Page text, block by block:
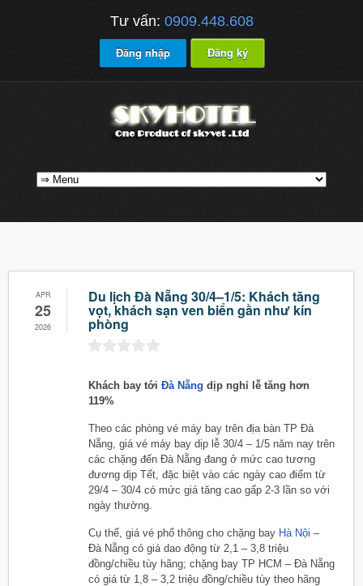
Tư vấn: 0909.448.608
Đăng nhập Đăng ký
APR
25
2026
Du lịch Đà Nẵng 30/4–1/5: Khách tăng
vọt, khách sạn ven biển gần như kín
phòng
Khách bay tới Đà Nẵng dịp nghỉ lễ tăng hơn
119%
Theo các phòng vé máy bay trên địa bàn TP Đà
Nẵng, giá vé máy bay dịp lễ 30/4 – 1/5 năm nay trên
các chặng đến Đà Nẵng đang ở mức cao tương
đương dịp Tết, đặc biệt vào các ngày cao điểm từ
29/4 – 30/4 có mức giá tăng cao gấp 2-3 lần so với
ngày thường.
Cụ thể, giá vé phổ thông cho chặng bay Hà Nội –
Đà Nẵng có giá dao động từ 2,1 – 3,8 triệu
đồng/chiều tùy hãng; chặng bay TP HCM – Đà Nẵng
có giá từ 1,8 – 3,2 triệu đồng/chiều tùy theo hãng